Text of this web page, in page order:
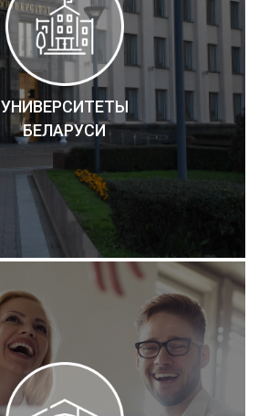
УНИВЕРСИТЕТЫ
БЕЛАРУСИ